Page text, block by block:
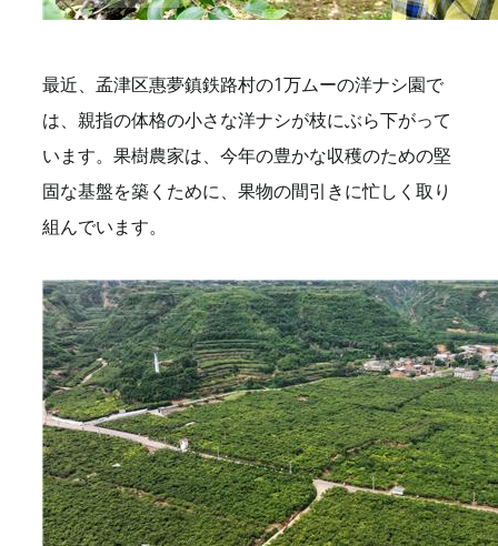
最近、孟津区惠夢鎮鉄路村の1万ムーの洋ナシ園で
は、親指の体格の小さな洋ナシが枝にぶら下がって
います。果樹農家は、今年の豊かな収穫のための堅
固な基盤を築くために、果物の間引きに忙しく取り
組んでいます。